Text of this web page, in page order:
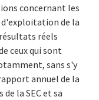
concernant les
de la
réels
ceux qui sont
sans s'y
annuel de la
la SEC et sa